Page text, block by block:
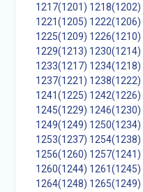
1217(1201) 1218(1202)
1221(1205) 1222(1206)
1225(1209) 1226(1210)
1229(1213) 1230(1214)
1233(1217) 1234(1218)
1237(1221) 1238(1222)
1241(1225) 1242(1226)
1245(1229) 1246(1230)
1249(1249) 1250(1234)
1253(1237) 1254(1238)
1256(1260) 1257(1241)
1260(1244) 1261(1245)
1264(1248) 1265(1249)